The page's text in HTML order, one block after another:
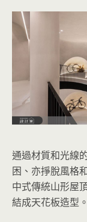
通過材質和光線
困、亦掙脫風格
中式傳統山形屋
結成天花板造型。